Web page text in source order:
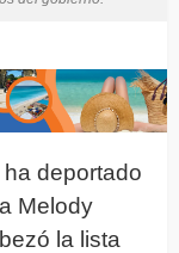
deportado
Melody
la lista